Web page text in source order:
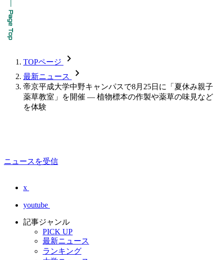
TOPページ chevron_forward
最新ニュース chevron_forward
帝京平成大学中野キャンパスで8月25日に「夏休み親子
薬草教室」を開催 — 植物標本の作製や薬草の味見など
を体験
ニュースを受信
x
youtube
記事ジャンル
PICK UP
最新ニュース
ランキング